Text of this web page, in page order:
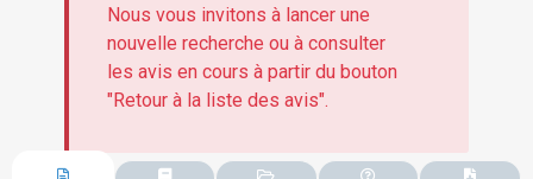
Nous vous invitons à lancer une
nouvelle recherche ou à consulter
les avis en cours à partir du bouton
"Retour à la liste des avis".